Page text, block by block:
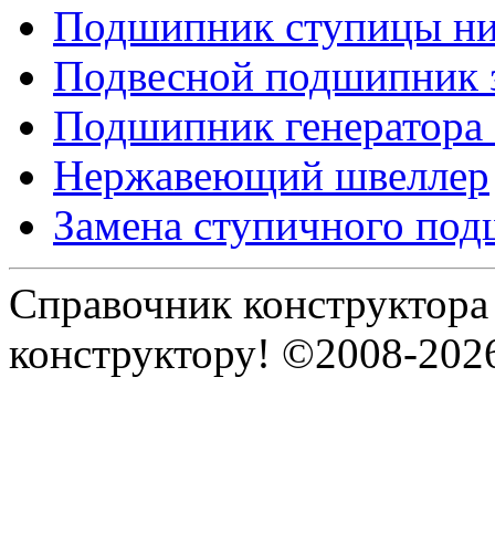
Подшипник ступицы
Подвесной подшипник
Подшипник генератора
Нержавеющий швеллер
Замена ступичного
Справочник
конструктору! ©2008-